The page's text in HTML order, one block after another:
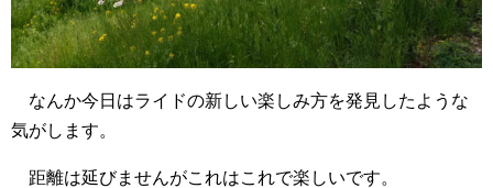
なんか今日はライドの新しい楽しみ方を発見したような
気がします。
距離は延びませんがこれはこれで楽しいです。